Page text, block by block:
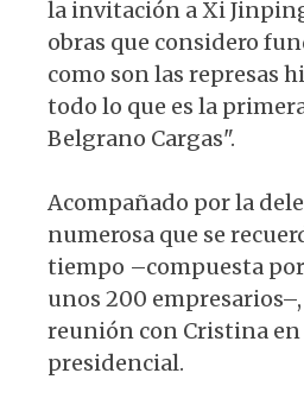
la invitación a Xi
obras que considero
como son las represas
todo lo que es la
Belgrano Cargas".
Acompañado por la
numerosa que se
tiempo –compuesta
unos 200
reunión con Cristina en
presidencial.